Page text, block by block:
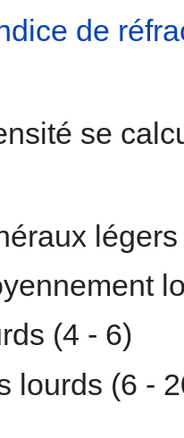
de
se
(4 - 6)
lourds (6 -